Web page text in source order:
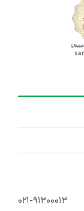
۰۲۱-۹۱۳۰۰۰۱۳